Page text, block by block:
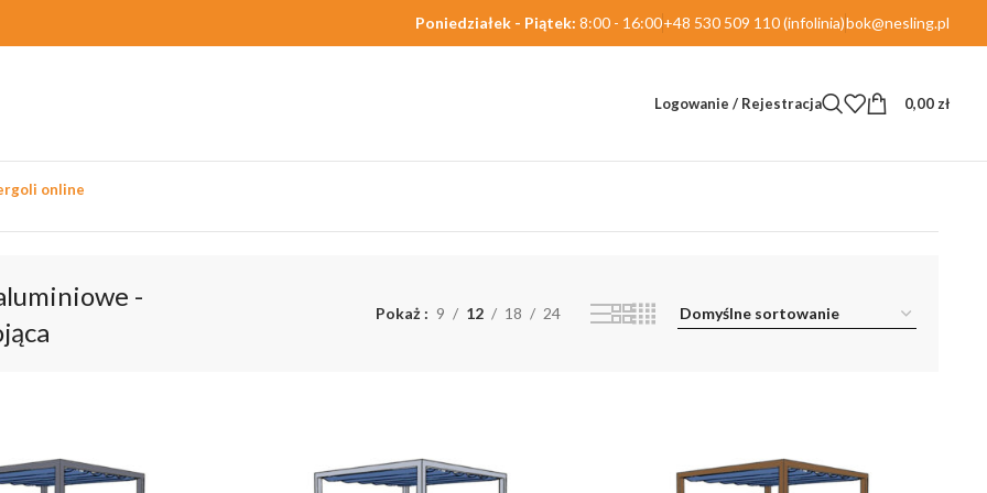
Poniedziałek - Piątek: 8:00 - 16:00+48 530 509 110 (infolinia)bok@nesling.pl
Logowanie / Rejestracja 0,00 zł
online
-
Pokaż 9 12 18 24